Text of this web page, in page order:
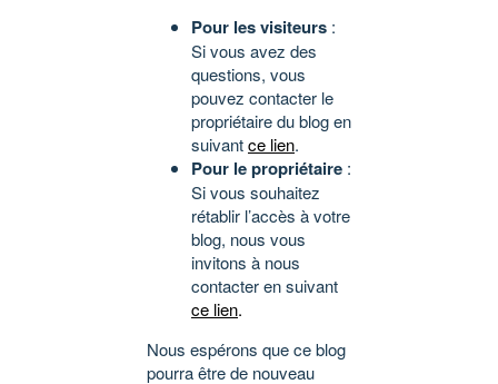
Pour les visiteurs :
Si vous avez des
questions, vous
pouvez contacter le
propriétaire du blog en
suivantce lien.
Pour le propriétaire :
Si vous souhaitez
rétablir l’accès à votre
blog, nous vous
invitons à nous
contacter en suivant
ce lien.
Nous espérons que ce blog
pourra être de nouveau